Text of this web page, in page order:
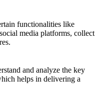
functionalities like
media platforms, collect
and analyze the key
helps in delivering a